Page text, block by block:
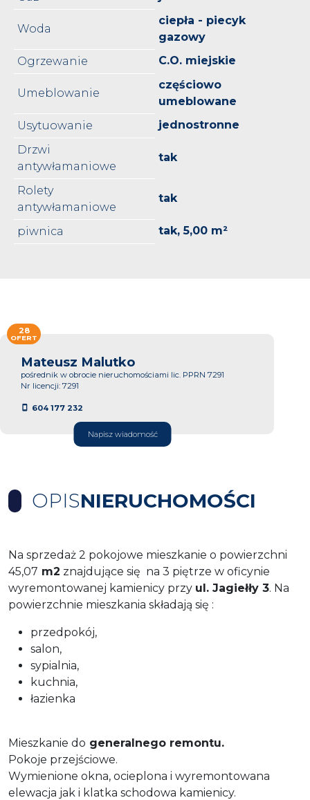
Woda
ciepła - piecyk
gazowy
Ogrzewanie
C.O. miejskie
Umeblowanie
częściowo
umeblowane
Usytuowanie
jednostronne
Drzwi
antywłamaniowe
tak
Rolety
antywłamaniowe
tak
piwnica tak, 5,00 m²
Mateusz Malutko
pośrednik w obrocie nieruchomościami lic. PPRN 7291
Nr licencji: 7291
604 177 232
Napisz wiadomość
28
OFERT
OPISNIERUCHOMOŚCI
Na sprzedaż 2 pokojowe mieszkanie o powierzchni
45,07 m2 znajdujące się na 3 piętrze w oficynie
wyremontowanej kamienicy przy ul. Jagiełły 3. Na
powierzchnie mieszkania składają się :
przedpokój,
salon,
sypialnia,
kuchnia,
łazienka
Mieszkanie do generalnego remontu.
Pokoje przejściowe.
Wymienione okna, ocieplona i wyremontowana
elewacja jak i klatka schodowa kamienicy.